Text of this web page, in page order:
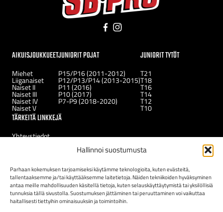
Hallinnoi suostumusta
Parhaan kokemuksen tarjoamiseksi käytämme teknologioita, kuten evästeitä,
tallentaaksemme ja/tai käyttääksemme laitetietoja. Näiden tekniikoiden hyväksyminen
antaa meille mahdollisuuden käsitellä tietoja, kuten selauskäyttäytymistä tai yksilöllisiä
tunnuksia tällä sivustolla. Suostumuksen jättäminen tai peruuttaminen voi vaikuttaa
haitallisesti tiettyihin ominaisuuksiin ja toimintoihin.
Facebook
AIKUISJOUKKUEET
Miehet
Liiganaiset
Naiset II
Naiset III
Naiset IV
Naiset V
JUNIORIT POJAT
P15/P16 (2011-2012)
P12/P13/P14 (2013-2015)
P11 (2016)
P10 (2017)
P7-P9 (2018-2020)
JUNIORIT TYTÖT
T21
T18
T16
T14
T12
T10
TÄRKEITÄ LINKKEJÄ
Yhteystiedot